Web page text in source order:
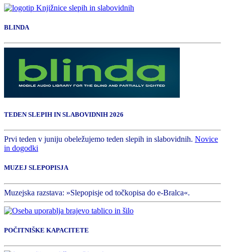
BLINDA
TEDEN SLEPIH IN SLABOVIDNIH 2026
Prvi teden v juniju obeležujemo teden slepih in slabovidnih. Novice
in dogodki
MUZEJ SLEPOPISJA
Muzejska razstava: »Slepopisje od točkopisa do e-Bralca«.
POČITNIŠKE KAPACITETE